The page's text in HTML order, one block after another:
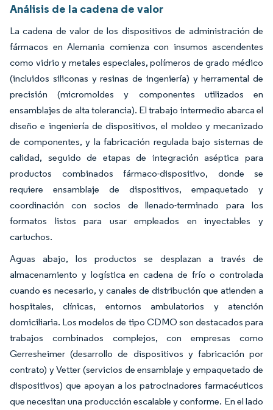
Análisis de la cadena de valor
La cadena de valor de los dispositivos de administración de
fármacos en Alemania comienza con insumos ascendentes
como vidrio y metales especiales, polímeros de grado médico
(incluidos siliconas y resinas de ingeniería) y herramental de
precisión (micromoldes y componentes utilizados en
ensamblajes de alta tolerancia). El trabajo intermedio abarca el
diseño e ingeniería de dispositivos, el moldeo y mecanizado
de componentes, y la fabricación regulada bajo sistemas de
calidad, seguido de etapas de integración aséptica para
productos combinados fármaco-dispositivo, donde se
requiere ensamblaje de dispositivos, empaquetado y
coordinación con socios de llenado-terminado para los
formatos listos para usar empleados en inyectables y
cartuchos.
Aguas abajo, los productos se desplazan a través de
almacenamiento y logística en cadena de frío o controlada
cuando es necesario, y canales de distribución que atienden a
hospitales, clínicas, entornos ambulatorios y atención
domiciliaria. Los modelos de tipo CDMO son destacados para
trabajos combinados complejos, con empresas como
Gerresheimer (desarrollo de dispositivos y fabricación por
contrato) y Vetter (servicios de ensamblaje y empaquetado de
dispositivos) que apoyan a los patrocinadores farmacéuticos
que necesitan una producción escalable y conforme. En el lado